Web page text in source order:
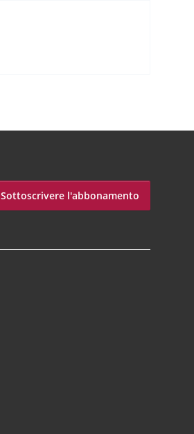
Sottoscrivere l'abbonamento